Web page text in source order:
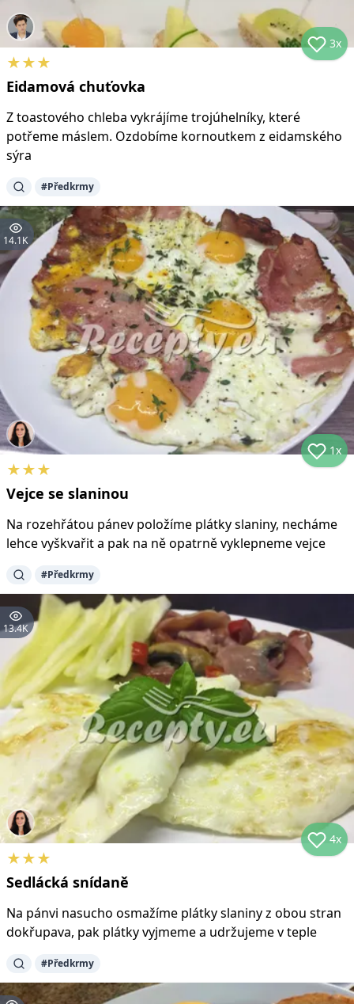
3x
★★★
Eidamová chuťovka
Z toastového chleba vykrájíme trojúhelníky, které
potřeme máslem. Ozdobíme kornoutkem z eidamského
sýra
#Předkrmy
14.1K
1x
★★★
Vejce se slaninou
Na rozehřátou pánev položíme plátky slaniny, necháme
lehce vyškvařit a pak na ně opatrně vyklepneme vejce
#Předkrmy
13.4K
4x
★★★
Sedlácká snídaně
Na pánvi nasucho osmažíme plátky slaniny z obou stran
dokřupava, pak plátky vyjmeme a udržujeme v teple
#Předkrmy